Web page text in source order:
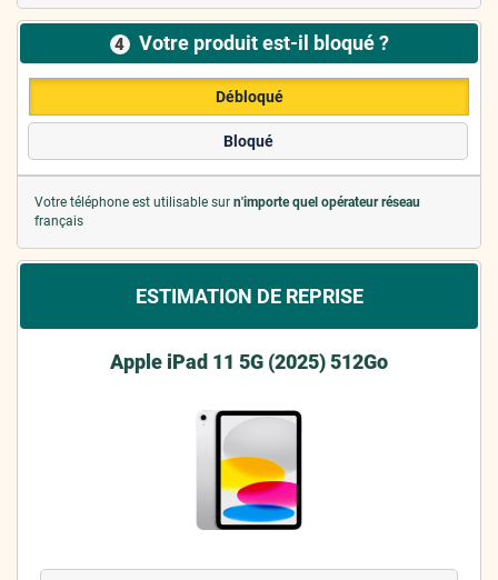
4 Votre produit est-il bloqué ?
Débloqué
Bloqué
Votre téléphone est utilisable sur n'importe quel opérateur réseau
français
ESTIMATION DE REPRISE
Apple iPad 11 5G (2025) 512Go